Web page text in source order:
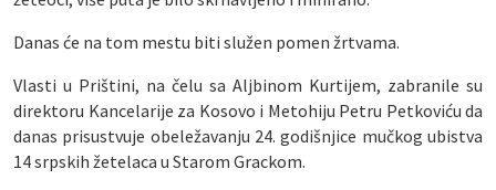
Danas će na tom mestu biti služen pomen žrtvama.
Vlasti u Prištini, na čelu sa Aljbinom Kurtijem, zabranile su
direktoru Kancelarije za Kosovo i Metohiju Petru Petkoviću da
danas prisustvuje obeležavanju 24. godišnjice mučkog ubistva
14 srpskih žetelaca u Starom Grackom.